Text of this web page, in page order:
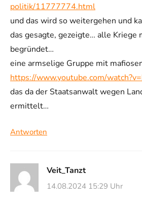
politik/11777774.html
und das wird so weitergehen und
das gesagte, gezeigte… alle Kriege
begründet…
eine armselige Gruppe mit
https://www.youtube.com/
das da der Staatsanwalt wegen
ermittelt…
Antworten
Veit_Tanzt
14.08.2024 15:29 Uhr